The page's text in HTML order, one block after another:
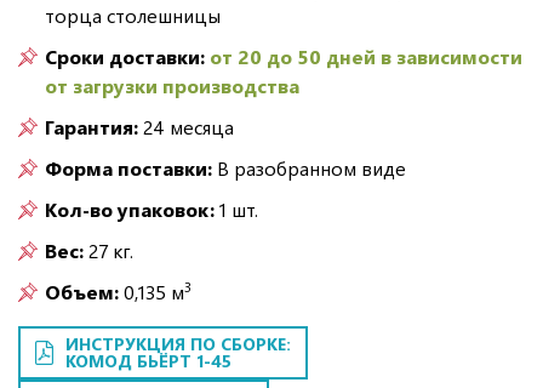
торца столешницы
Сроки доставки: от 20 до 50 дней в зависимости
от загрузки производства
Гарантия:24 месяца
Форма поставки: В разобранном виде
Кол-во упаковок:1 шт.
Вес:27 кг.
Объем:0,135 м3
ИНСТРУКЦИЯ ПО СБОРКЕ:
КОМОД БЬЁРТ 1-45